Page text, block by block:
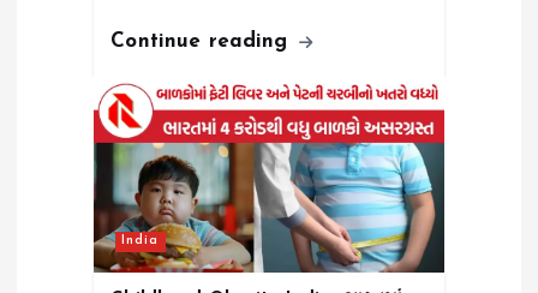
Continue reading
India